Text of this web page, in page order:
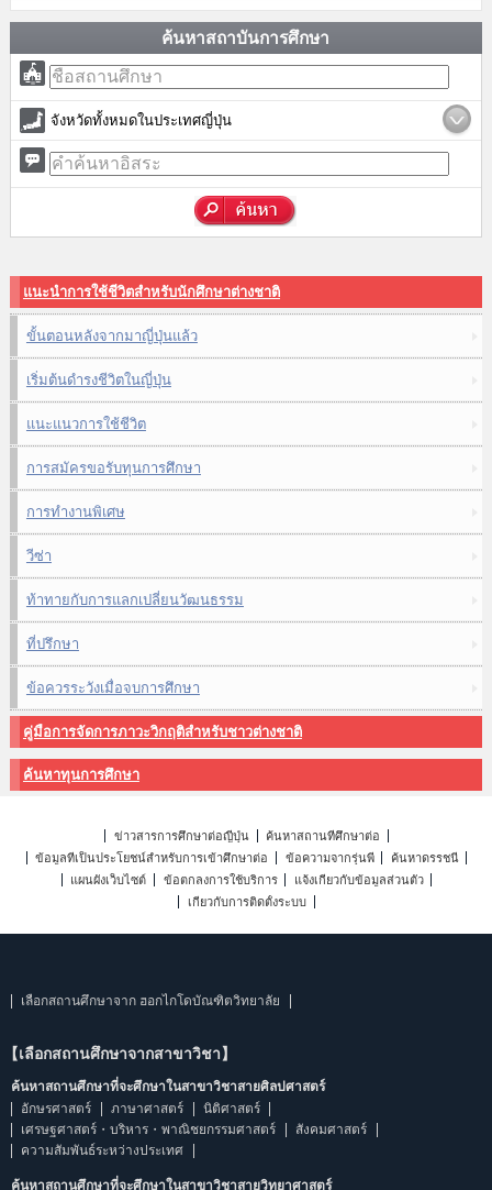
ค้นหาสถาบันการศึกษา
จังหวัดทั้งหมดในประเทศญี่ปุ่น
แนะนำการใช้ชีวิตสำหรับนักศึกษาต่างชาติ
ขั้นตอนหลังจากมาญี่ปุ่นแล้ว
เริ่มต้นดำรงชีวิตในญี่ปุ่น
แนะแนวการใช้ชีวิต
การสมัครขอรับทุนการศึกษา
การทำงานพิเศษ
วีซ่า
ท้าทายกับการแลกเปลี่ยนวัฒนธรรม
ที่ปรึกษา
ข้อควรระวังเมื่อจบการศึกษา
คู่มือการจัดการภาวะวิกฤติสำหรับชาวต่างชาติ
ค้นหาทุนการศึกษา
ข่าวสารการศึกษาต่อญี่ปุ่น
ค้นหาสถานที่ศึกษาต่อ
ข้อมูลที่เป็นประโยชน์สำหรับการเข้าศึกษาต่อ
ข้อความจากรุ่นพี่
ค้นหาดรรชนี
แผนผังเว็บไซต์
ข้อตกลงการใช้บริการ
แจ้งเกี่ยวกับข้อมูลส่วนตัว
เกี่ยวกับการติดตั้งระบบ
เลือกสถานศึกษาจาก ฮอกไกโดบัณฑิตวิทยาลัย
【เลือกสถานศึกษาจากสาขาวิชา】
ค้นหาสถานศึกษาที่จะศึกษาในสาขาวิชาสายศิลปศาสตร์
อักษรศาสตร์
ภาษาศาสตร์
นิติศาสตร์
เศรษฐศาสตร์・บริหาร・พาณิชยกรรมศาสตร์
สังคมศาสตร์
ความสัมพันธ์ระหว่างประเทศ
ค้นหาสถานศึกษาที่จะศึกษาในสาขาวิชาสายวิทยาศาสตร์